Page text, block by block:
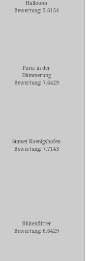
Halloooo
Bewertung: 5.6154
Paris in der
Dämmerung
Bewertung: 7.6429
Sunset Koenigshofen
Bewertung: 7.7143
Blütenflitter
Bewertung: 6.6429